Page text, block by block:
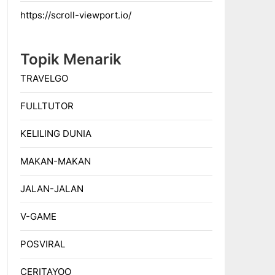
https://scroll-viewport.io/
Topik Menarik
TRAVELGO
FULLTUTOR
KELILING DUNIA
MAKAN-MAKAN
JALAN-JALAN
V-GAME
POSVIRAL
CERITAYOO